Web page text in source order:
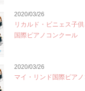
2020/03/26
リカルド・ビニェス子
国際ピアノコンクール
2020/03/26
マイ・リンド国際ピア